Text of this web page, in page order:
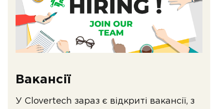
Вакансії
У Сlovertech зараз є відкриті вакансії, з